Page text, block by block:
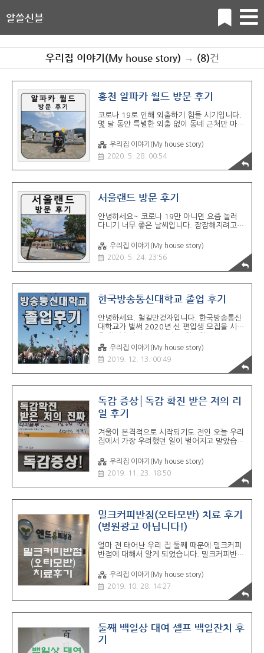
알쓸신블
우리집 이야기(My house story) → (8)건
홍천 알파카 월드 방문 후기
코로나 19로 인해 외출하기 힘들 시기입니다.
몇 달 동안 특별한 외출 없이 동네 근처만 마실
전에는 오랜만에 휴일에 쉬는 날이라 야외로
아이들과 함께 하기 위해 어디를 갈까 하다가
오래전부터 가고 싶었던 홍천 알파카 월드를
방문했습니다. 알파카는 흔히 볼 수 있는 동물
능해서 눈으로만 보는 것보다는 아이가 훨씬
좋아하고 특별한 경험이 될 것 같아서 홍천 알
파카 월드에 가야지 가야지 했는데, 본격적인
여름이 시작되기 전 야외 활동하기 좋은 날씨
라서 코로나 19 바이러스로부터 비교적 안전
왔습니다. 주소 강원도 홍천군 화촌면 풍천리..
우리집 이야기(My house story)
2020. 5. 28. 00:54
서울랜드 방문 후기
안녕하세요~ 코로나 19만 아니면 요즘 놀러
다니기 너무 좋은 날씨입니다. 잠잠해지려고
날지 걱정입니다. 몇 달째 제대로 된 나들이 없
이 지내온 아이들에게 정말 오랜만에 놀러 다
녀왔습니다. 아무래도 코로나 19로 인해 실내
는 좀 그럴 거 같아서, 아이들과 즐거운 시간을
습니다. 애버랜드는 지난번에 다녀 왔는데, 평
일에 가도 사람이 사람이.. 현재는 어린 둘째까
지 있기에 도저희 지금의 상황으로 애버랜드는
무리라고 판단하고 서울랜드를 방문하였는데,
결과적으로 잘한 선택이라고 생각이 듭니다.
들지만 아이들이 즐거워하는 모습에 힘든 것도
잠시 잊..
우리집 이야기(My house story)
2020. 5. 24. 23:56
한국방송통신대학교 졸업 후기
안녕하세요. 철길만걷자입니다. 한국방송통신
대학교가 벌써 2020년 신 편입생 모집을 시작
년 1월 8일까지 모집일정을 공고를 하였습니
다. 그래서 이번 포스팅에서는 두 번의 도전 끝
에 2017년에 한국방송통신대학교를 졸업한
저의 후기 포스팅을 해보려고 합니다. 입학에
하시는 분들에게 조금이나마 도움이 됐으면 하
고 글을 써보겠습니다. 저는 지방에서 대학교
1학년만 마치고 휴학을 한 상태에서 상경을 하
하다보니 시간이 흘러 지금에까지 오게 됐습니
다. 처음에 한국방송통신대학교에 입학한 계기
기술자 ..
우리집 이야기(My house story)
2019. 12. 13. 00:49
독감 증상│독감 확진 받은 저의 리
얼 후기
겨울이 본격적으로 시작되기도 전인 오늘 우리
집에서 가장 우려했던 일이 벌어지고 말았습니
더니 A형 독감 확진을 받았습니다. 제가 아픈
것은 둘째치고 5세와 5개월 아이들에게 혹시
나 옮기지는 않았을까 걱정이 먼저 되었습니
다. 제 기억 속에선 처음으로 독감에 걸렸는데
소 체험을 하게 되었습니다. 제가 이번에 느끼
고 경험했던 독감 증상에 대해서 설명을 해드
릴 텐데요. 혹시라도 저와 같은 증상이 있으시
아보시고 주위에 피해를 주는 일이 없었으면
합니다. 그리고 그전에 독감예방주사부터 맞으
방접종..
우리집 이야기(My house story)
2019. 11. 23. 18:50
밀크커피반점(오타모반) 치료 후기
(병원광고 아닙니다!)
얼마 전 태어난 우리 집 둘째 때문에 밀크커피
반점에 대해서 알게 되었습니다. 밀크커피반점
반, 이소성 모반, 화염상 모반, 멜라닌세포 모
반 밀크커피반점 등 여러 모반 중의 하나입니
다. 제가 알아본 바로는 여러 모반 중에 가장
많이 볼 수 있는 모반으로 전국의 아이를 둔 부
않고 다행히도 치료를 꾸준히 받으면 사라진다
고 하니 그나마 다행입니다. 저희 둘째는 태어
났을 때부터 오른쪽 눈 밑에 약간 거뭇거뭇한
우리집 이야기(My house story)
2019. 10. 28. 14:27
둘째 백일상 대여 셀프 백일잔치 후
기